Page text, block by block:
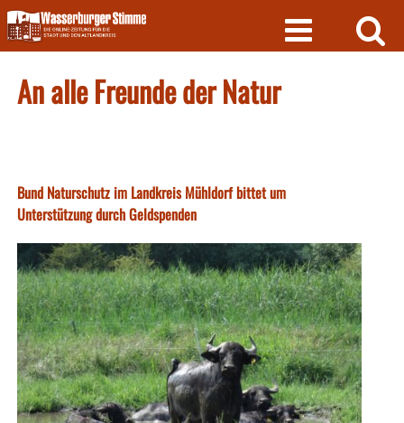
Skip
to
content
An alle Freunde der Natur
Bund Naturschutz im Landkreis Mühldorf bittet um
Unterstützung durch Geldspenden